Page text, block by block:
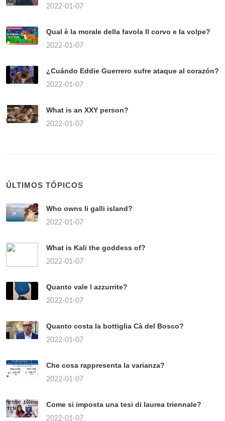
2022-01-07
Qual è la morale della favola Il corvo e la volpe?
2022-01-07
¿Cuándo Eddie Guerrero sufre ataque al corazón?
2022-01-07
What is an XXY person?
2022-01-07
ÚLTIMOS TÓPICOS
Who owns li galli island?
2022-01-07
What is Kali the goddess of?
2022-01-07
Quanto vale l azzurrite?
2022-01-07
Quanto costa la bottiglia Cà del Bosco?
2022-01-07
Che cosa rappresenta la varianza?
2022-01-07
Come si imposta una tesi di laurea triennale?
2022-01-07